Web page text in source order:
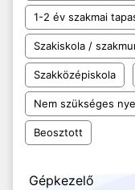
1-2 év szakmai
Szakiskola /
Szakközépiskola
Nem szükséges
Beosztott
Gépkezelő